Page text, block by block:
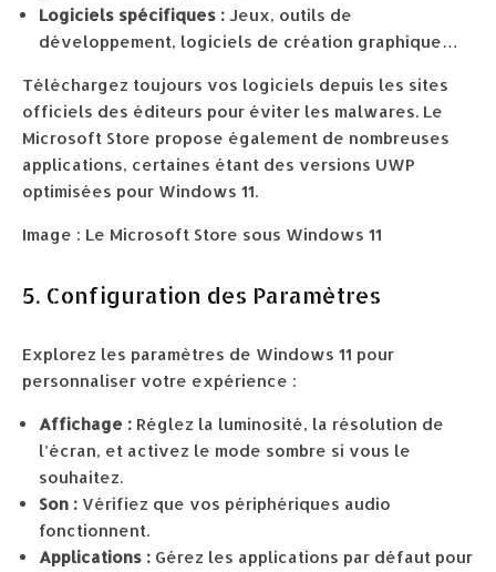
Logiciels spécifiques : Jeux, outils de
développement, logiciels de création graphique…
Téléchargez toujours vos logiciels depuis les sites
officiels des éditeurs pour éviter les malwares. Le
Microsoft Store propose également de nombreuses
applications, certaines étant des versions UWP
optimisées pour Windows 11.
Image : Le Microsoft Store sous Windows 11
5. Configuration des Paramètres
Explorez les paramètres de Windows 11 pour
personnaliser votre expérience :
Affichage : Réglez la luminosité, la résolution de
l’écran, et activez le mode sombre si vous le
souhaitez.
Son : Vérifiez que vos périphériques audio
fonctionnent.
Applications : Gérez les applications par défaut pour